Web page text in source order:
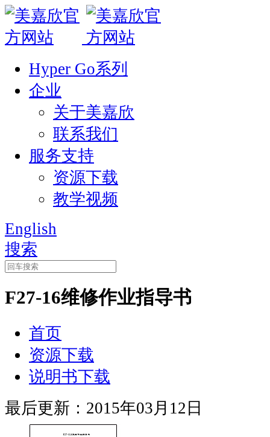
Hyper Go系列
企业
关于美嘉欣
联系我们
服务支持
资源下载
教学视频
English
搜索
F27-16维修作业指导书
首页
资源下载
说明书下载
最后更新：2015年03月12日